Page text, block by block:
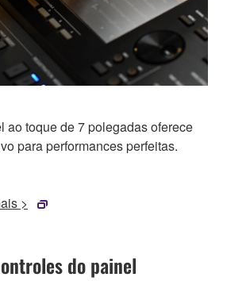
ao toque de 7 polegadas oferece
para performances perfeitas.
>
do painel